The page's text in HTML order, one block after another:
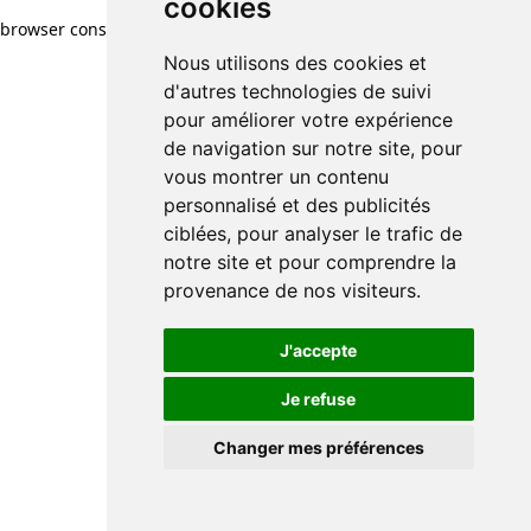
cookies
Nous utilisons des cookies et
d'autres technologies de suivi
pour améliorer votre expérience
de navigation sur notre site, pour
vous montrer un contenu
personnalisé et des publicités
ciblées, pour analyser le trafic de
notre site et pour comprendre la
provenance de nos visiteurs.
J'accepte
Je refuse
Changer mes préférences
browser console for more information)